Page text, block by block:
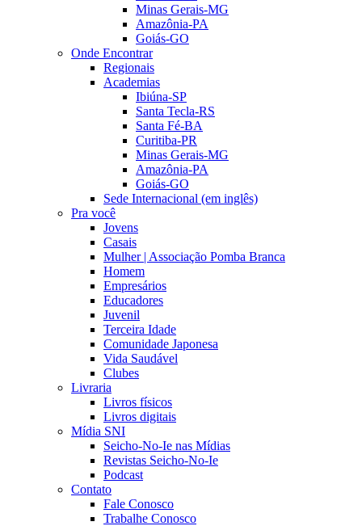
Minas Gerais-MG
Amazônia-PA
Goiás-GO
Onde Encontrar
Regionais
Academias
Ibiúna-SP
Santa Tecla-RS
Santa Fé-BA
Curitiba-PR
Minas Gerais-MG
Amazônia-PA
Goiás-GO
Sede Internacional (em inglês)
Pra você
Jovens
Casais
Mulher | Associação Pomba Branca
Homem
Empresários
Educadores
Juvenil
Terceira Idade
Comunidade Japonesa
Vida Saudável
Clubes
Livraria
Livros físicos
Livros digitais
Mídia SNI
Seicho-No-Ie nas Mídias
Revistas Seicho-No-Ie
Podcast
Contato
Fale Conosco
Trabalhe Conosco